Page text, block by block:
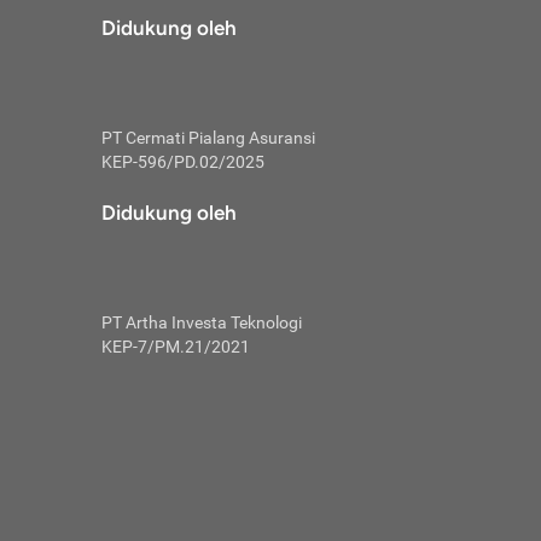
tidak
skor
Mulai
kembali ideal.
utang
Didukung oleh
PT Cermati Pialang Asuransi
KEP-596/PD.02/2025
Didukung oleh
PT Artha Investa Teknologi
KEP-7/PM.21/2021